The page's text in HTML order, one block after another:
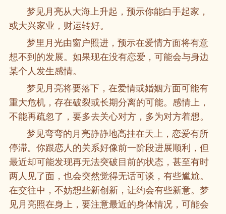
梦见月亮从大海上升起，预示你能白手起家，
或大兴家业，财运转好。
梦里月光由窗户照进，预示在爱情方面将有意
想不到的发展。如果现在没有恋爱，可能会与身边
某个人发生感情。
梦见月亮将要落下，在爱情或婚姻方面可能有
重大危机，存在破裂或长期分离的可能。感情上，
不能再疏忽了，要多去关心对方，多为对方着想。
梦见弯弯的月亮静静地高挂在天上，恋爱有所
停滞。你跟恋人的关系好像前一阶段进展顺利，但
最近却可能发现再无法突破目前的状态，甚至有时
两人见了面，也会突然觉得无话可谈，有些尴尬。
在交往中，不妨想些新创新，让约会有些新意。梦
见月亮照在身上，要注意最近的身体情况，可能会